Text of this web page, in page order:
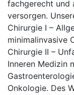
fachgerecht und
versorgen.
Chirurgie I –
minimalinvasive
Chirurgie II –
Inneren Medizin
Onkologie. Des